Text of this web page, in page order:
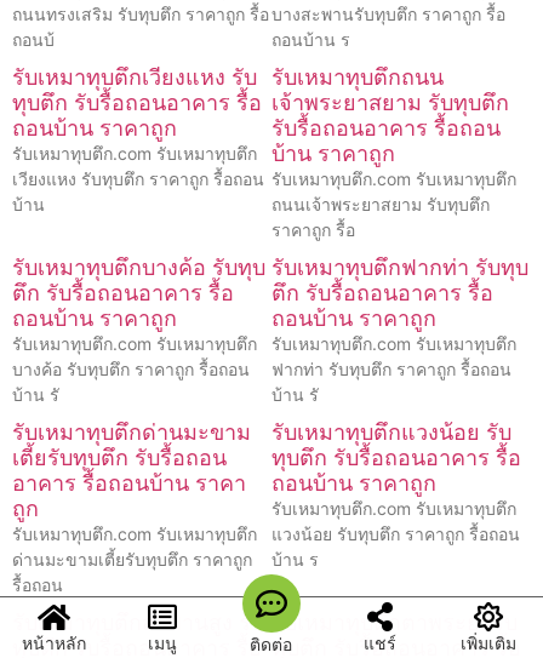
ถนนทรงเสริม รับทุบตึก ราคาถูก รื้อ
ถอนบ้
บางสะพานรับทุบตึก ราคาถูก รื้อ
ถอนบ้าน ร
รับเหมาทุบตึกเวียงแหง รับ
ทุบตึก รับรื้อถอนอาคาร รื้อ
ถอนบ้าน ราคาถูก
รับเหมาทุบตึก.com รับเหมาทุบตึก
เวียงแหง รับทุบตึก ราคาถูก รื้อถอน
บ้าน
รับเหมาทุบตึกถนน
เจ้าพระยาสยาม รับทุบตึก
รับรื้อถอนอาคาร รื้อถอน
บ้าน ราคาถูก
รับเหมาทุบตึก.com รับเหมาทุบตึก
ถนนเจ้าพระยาสยาม รับทุบตึก
ราคาถูก รื้อ
รับเหมาทุบตึกบางค้อ รับทุบ
ตึก รับรื้อถอนอาคาร รื้อ
ถอนบ้าน ราคาถูก
รับเหมาทุบตึก.com รับเหมาทุบตึก
บางค้อ รับทุบตึก ราคาถูก รื้อถอน
บ้าน รั
รับเหมาทุบตึกฟากท่า รับทุบ
ตึก รับรื้อถอนอาคาร รื้อ
ถอนบ้าน ราคาถูก
รับเหมาทุบตึก.com รับเหมาทุบตึก
ฟากท่า รับทุบตึก ราคาถูก รื้อถอน
บ้าน รั
รับเหมาทุบตึกด่านมะขาม
เตี้ยรับทุบตึก รับรื้อถอน
อาคาร รื้อถอนบ้าน ราคา
ถูก
รับเหมาทุบตึก.com รับเหมาทุบตึก
ด่านมะขามเตี้ยรับทุบตึก ราคาถูก
รื้อถอน
รับเหมาทุบตึกแวงน้อย รับ
ทุบตึก รับรื้อถอนอาคาร รื้อ
ถอนบ้าน ราคาถูก
รับเหมาทุบตึก.com รับเหมาทุบตึก
แวงน้อย รับทุบตึก ราคาถูก รื้อถอน
บ้าน ร
รับเหมาทุบตึกสะพานสูง รับ
ทุบตึก รับรื้อถอนอาคาร รื้อ
รับเหมาทุบตึกตาพระยารับ
ทุบตึก รับรื้อถอนอาคาร รื้อ
หน้าหลัก เมนู ติดต่อ แชร์ เพิ่มเติม